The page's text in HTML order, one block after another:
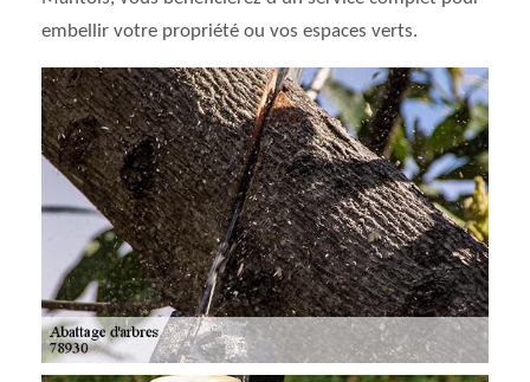
embellir votre propriété ou vos espaces verts.